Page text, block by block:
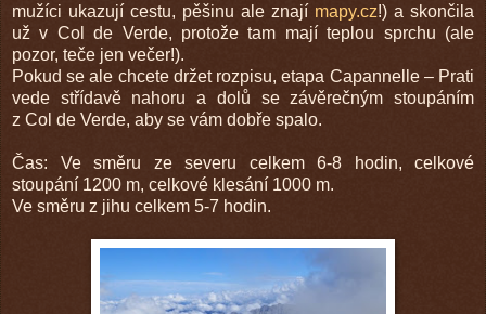
mužíci ukazují cestu, pěšinu ale znají mapy.cz!) a skončila
už v Col de Verde, protože tam mají teplou sprchu (ale
pozor, teče jen večer!).
Pokud se ale chcete držet rozpisu, etapa Capannelle – Prati
vede střídavě nahoru a dolů se závěrečným stoupáním
z Col de Verde, aby se vám dobře spalo.
Čas: Ve směru ze severu celkem 6-8 hodin, celkové
stoupání 1200 m, celkové klesání 1000 m.
Ve směru z jihu celkem 5-7 hodin.